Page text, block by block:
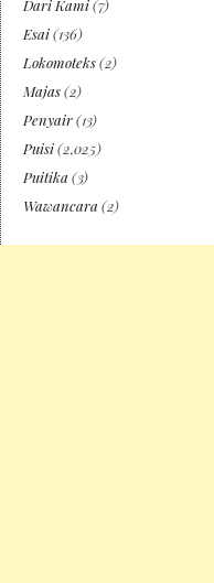
Dari Kami(7)
Esai(136)
Lokomoteks(2)
Majas(2)
Penyair(13)
Puisi(2,025)
Puitika (3)
Wawancara (2)